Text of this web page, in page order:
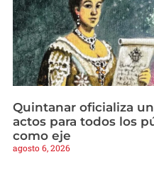
Quintanar oficializa
actos para todos los
como eje
agosto 6, 2026